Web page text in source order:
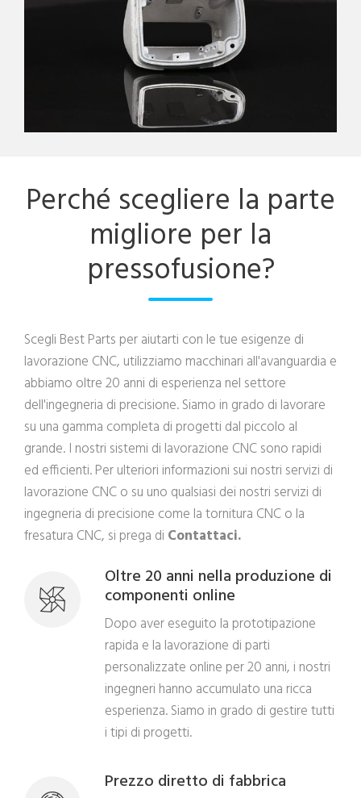
Perché scegliere la parte
migliore per la
pressofusione?
Scegli Best Parts per aiutarti con le tue esigenze di
lavorazione CNC, utilizziamo macchinari all'avanguardia e
abbiamo oltre 20 anni di esperienza nel settore
dell'ingegneria di precisione. Siamo in grado di lavorare
su una gamma completa di progetti dal piccolo al
grande. I nostri sistemi di lavorazione CNC sono rapidi
ed efficienti. Per ulteriori informazioni sui nostri servizi di
lavorazione CNC o su uno qualsiasi dei nostri servizi di
ingegneria di precisione come la tornitura CNC o la
fresatura CNC, si prega di Contattaci.
Oltre 20 anni nella produzione di
componenti online
Dopo aver eseguito la prototipazione
rapida e la lavorazione di parti
personalizzate online per 20 anni, i nostri
ingegneri hanno accumulato una ricca
esperienza. Siamo in grado di gestire tutti
i tipi di progetti.
Prezzo diretto di fabbrica